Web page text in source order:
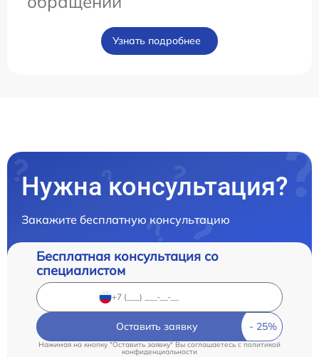
Узнать подробнее
Нужна консультация?
Закажите бесплатную консультацию
Бесплатная консультация со
специалистом
Оставить заявку
Нажимая на кнопку "Оставить заявку" Вы соглашаетесь cполитикой
конфиденциальности